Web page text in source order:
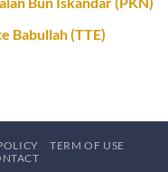
Babullah (TTE)
TERM OF USE